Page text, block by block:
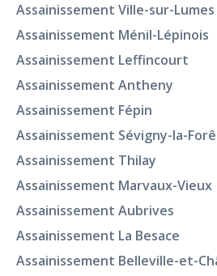
Assainissement Ville-sur-Lumes
Assainissement Ménil-Lépinois
Assainissement Leffincourt
Assainissement Antheny
Assainissement Fépin
Assainissement Sévigny-la-
Assainissement Thilay
Assainissement Marvaux-Vieux
Assainissement Aubrives
Assainissement La Besace
Assainissement Belleville-et-